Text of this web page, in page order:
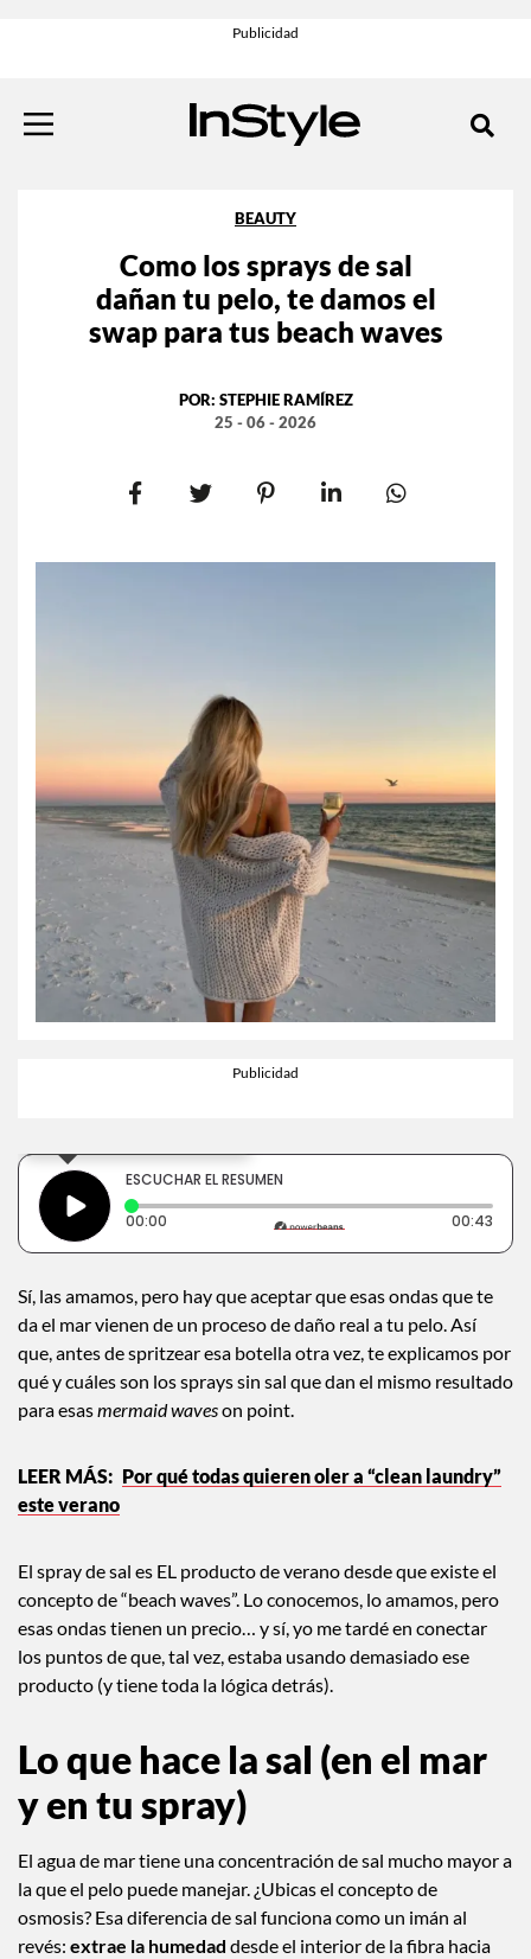
BEAUTY
Como los sprays de sal
dañan tu pelo, te damos el
swap para tus beach waves
POR: STEPHIE RAMÍREZ
25 - 06 - 2026
ESCUCHAR EL RESUMEN
00:00 Tiempo transcurrido: 0 segundos 00:43
Sí, las amamos, pero hay que aceptar que esas ondas que te
da el mar vienen de un proceso de daño real a tu pelo. Así
que, antes de spritzear esa botella otra vez, te explicamos por
qué y cuáles son los sprays sin sal que dan el mismo resultado
para esasmermaid waveson point.
Por qué todas quieren oler a “clean laundry”
este verano
El spray de sal es EL producto de verano desde que existe el
concepto de “beach waves”. Lo conocemos, lo amamos, pero
esas ondas tienen un precio… y sí, yo me tardé en conectar
los puntos de que, tal vez, estaba usando demasiado ese
producto (y tiene toda la lógica detrás).
Lo que hace la sal (en el mar
y en tu spray)
El agua de mar tiene una concentración de sal mucho mayor a
la que el pelo puede manejar. ¿Ubicas el concepto de
osmosis? Esa diferencia de sal funciona como un imán al
revés: extrae la humedad desde el interior de la fibra hacia